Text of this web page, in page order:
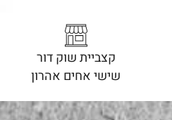
קצביית שוק דור
שישי אחים אהרון